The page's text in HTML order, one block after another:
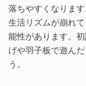
落ちやすくなりま
生活リズムが崩れ
能性があります。
げや羽子板で遊ん
う。